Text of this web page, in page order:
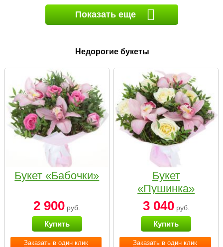
Показать еще
Недорогие букеты
Заказать в один клик
Букет «Бабочки»
2 900 руб.
Купить
Заказать в один клик
Букет
«Пушинка»
3 040руб.
Купить